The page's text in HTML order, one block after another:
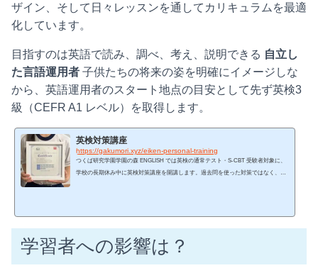
ザイン、そして日々レッスンを通してカリキュラムを最適
化しています。
目指すのは英語で読み、調べ、考え、説明できる 自立し
た言語運用者 子供たちの将来の姿を明確にイメージしな
から、英語運用者のスタート地点の目安として先ず英検3
級（CEFR A1 レベル）を取得します。
英検対策講座
https://gakumori.xyz/eiken-personal-training
つくば研究学園学園の森 ENGLISH では英検の通常テスト・S-CBT 受験者対象に、
学校の長期休み中に英検対策講座を開講します。過去問を使った対策ではなく、学
学習者への影響は？